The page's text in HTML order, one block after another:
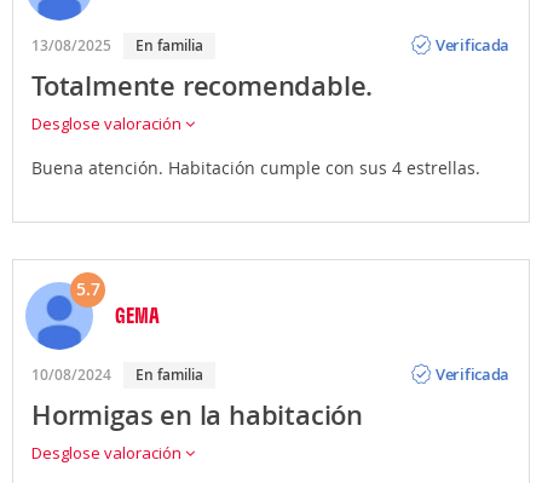
13/08/2025 En familia
Verificada
Totalmente recomendable.
Desglose valoración
Buena atención. Habitación cumple con sus 4 estrellas.
5.7
GEMA
10/08/2024 En familia
Verificada
Hormigas en la habitación
Desglose valoración